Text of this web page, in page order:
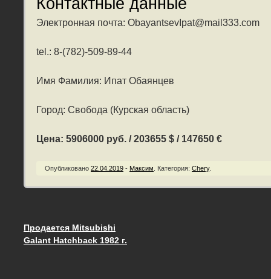
Электронная почта: ObayantsevIpat@mail333.com
tel.: 8-(782)-509-89-44
Имя Фамилия: Ипат Обаянцев
Город: Свобода (Курская область)
Цена: 5906000 руб. / 203655 $ / 147650 €
Опубликовано 22.04.2019 - Максим Категория: Chery.
Запись навигация
Продается Mitsubishi
Galant Hatchback 1982 г.